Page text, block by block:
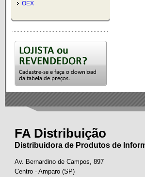
OEX
FA Distribuição
Distribuidora de Produtos de
Av. Bernardino de Campos, 897
Centro - Amparo (SP)